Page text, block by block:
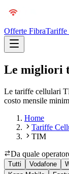
Offerte FibraTariffe
Le migliori
Le tariffe cellulari
costo mensile
Home
Tariffe
TIM
Da quale
Tutti Vodafone